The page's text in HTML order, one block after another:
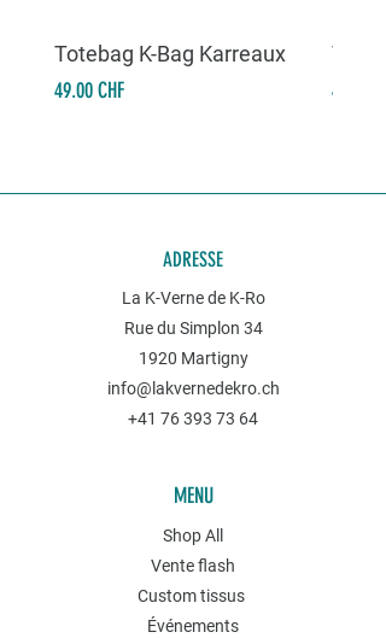
Totebag K-Bag Karreaux
Prix
49.00 CHF Prix
49.00
ADRESSE
La K-Verne de K-Ro
Rue du Simplon 34
1920 Martigny
info@lakvernedekro.ch
+41 76 393 73 64
MENU
Shop All
Vente flash
Custom tissus
Événements